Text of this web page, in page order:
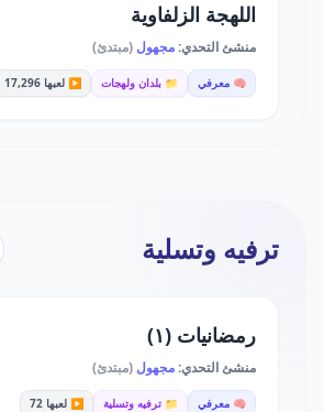
اللهجة الزلفاوية
منشئ التحدي:مجهول (مبتدئ)
🧠 معرفي 📁 بلدان ولهجات ▶️ لعبها 17,296
ترفيه وتسلية
رمضانيات (١)
منشئ التحدي:مجهول (مبتدئ)
🧠 معرفي 📁 ترفيه وتسلية ▶️ لعبها 72